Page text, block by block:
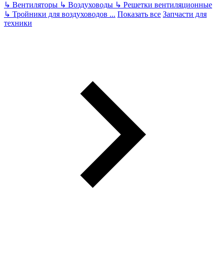
↳ Вентиляторы ↳ Воздуховоды ↳ Решетки вентиляционные
↳ Тройники для воздуховодов ... Показать все Запчасти для
техники